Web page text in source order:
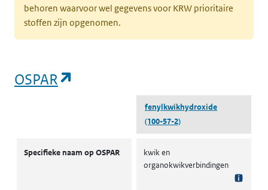
behoren waarvoor wel gegevens voor KRW prioritaire
stoffen zijn opgenomen.
OSPAR
fenylkwikhydroxide
(100-57-2)
Specifieke naam op OSPAR
kwik en
organokwikverbindingen